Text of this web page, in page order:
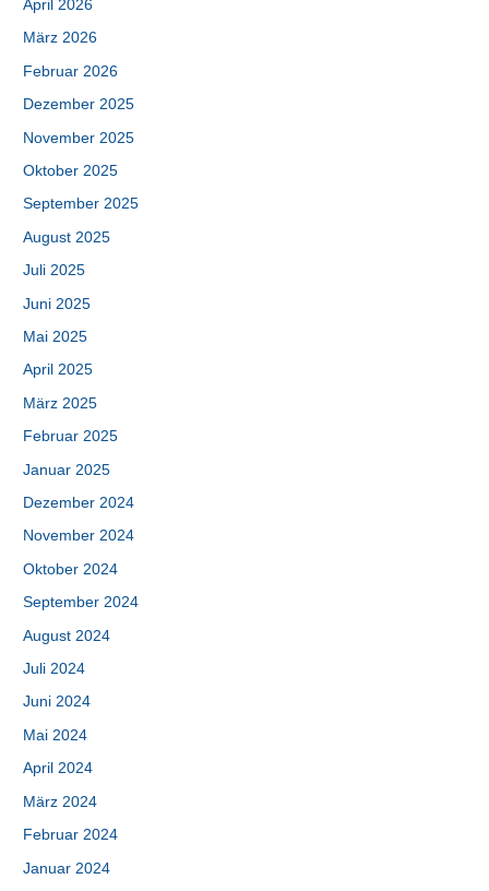
April 2026
März 2026
Februar 2026
Dezember 2025
November 2025
Oktober 2025
September 2025
August 2025
Juli 2025
Juni 2025
Mai 2025
April 2025
März 2025
Februar 2025
Januar 2025
Dezember 2024
November 2024
Oktober 2024
September 2024
August 2024
Juli 2024
Juni 2024
Mai 2024
April 2024
März 2024
Februar 2024
Januar 2024